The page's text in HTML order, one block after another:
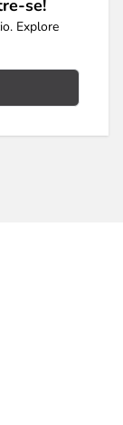
se!
Explore